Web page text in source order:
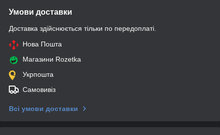
Умови доставки
Доставка здійснюється тільки по передоплаті.
Нова Пошта
Магазини Rozetka
Укрпошта
Самовивіз
Всі умови доставки